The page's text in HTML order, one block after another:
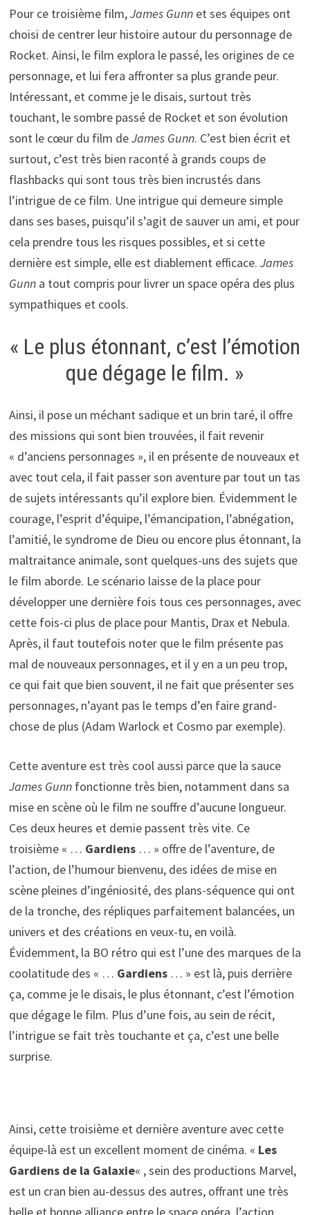
Pour ce troisième film,James Gunnet ses équipes ont
choisi de centrer leur histoire autour du personnage de
Rocket. Ainsi, le film explora le passé, les origines de ce
personnage, et lui fera affronter sa plus grande peur.
Intéressant, et comme je le disais, surtout très
touchant, le sombre passé de Rocket et son évolution
sont le cœur du film deJames Gunn. C’est bien écrit et
surtout, c’est très bien raconté à grands coups de
flashbacks qui sont tous très bien incrustés dans
l’intrigue de ce film. Une intrigue qui demeure simple
dans ses bases, puisqu’il s’agit de sauver un ami, et pour
cela prendre tous les risques possibles, et si cette
dernière est simple, elle est diablement efficace. James
Gunna tout compris pour livrer un space opéra des plus
sympathiques et cools.
« Le plus étonnant, c’est l’émotion
que dégage le film. »
Ainsi, il pose un méchant sadique et un brin taré, il offre
des missions qui sont bien trouvées, il fait revenir
« d’anciens personnages », il en présente de nouveaux et
avec tout cela, il fait passer son aventure par tout un tas
de sujets intéressants qu’il explore bien. Évidemment le
courage, l’esprit d’équipe, l’émancipation, l’abnégation,
l’amitié, le syndrome de Dieu ou encore plus étonnant, la
maltraitance animale, sont quelques-uns des sujets que
le film aborde. Le scénario laisse de la place pour
développer une dernière fois tous ces personnages, avec
cette fois-ci plus de place pour Mantis, Drax et Nebula.
Après, il faut toutefois noter que le film présente pas
mal de nouveaux personnages, et il y en a un peu trop,
ce qui fait que bien souvent, il ne fait que présenter ses
personnages, n’ayant pas le temps d’en faire grand-
chose de plus (Adam Warlock et Cosmo par exemple).
Cette aventure est très cool aussi parce que la sauce
James Gunnfonctionne très bien, notamment dans sa
mise en scène où le film ne souffre d’aucune longueur.
Ces deux heures et demie passent très vite. Ce
troisième « … Gardiens… » offre de l’aventure, de
l’action, de l’humour bienvenu, des idées de mise en
scène pleines d’ingéniosité, des plans-séquence qui ont
de la tronche, des répliques parfaitement balancées, un
univers et des créations en veux-tu, en voilà.
Évidemment, la BO rétro qui est l’une des marques de la
coolatitude des « … Gardiens… » est là, puis derrière
ça, comme je le disais, le plus étonnant, c’est l’émotion
que dégage le film. Plus d’une fois, au sein de récit,
l’intrigue se fait très touchante et ça, c’est une belle
surprise.
Ainsi, cette troisième et dernière aventure avec cette
équipe-là est un excellent moment de cinéma. « Les
Gardiens de la Galaxie« , sein des productions Marvel,
est un cran bien au-dessus des autres, offrant une très
belle et bonne alliance entre le space opéra, l’action,